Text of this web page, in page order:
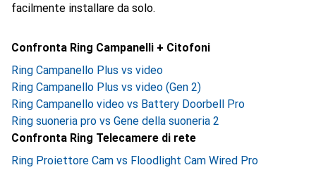
facilmente installare da solo.
Confronta Ring Campanelli + Citofoni
Ring Campanello Plus vs video
Ring Campanello Plus vs video (Gen 2)
Ring Campanello video vs Battery Doorbell Pro
Ring suoneria pro vs Gene della suoneria 2
Confronta Ring Telecamere di rete
Ring Proiettore Cam vs Floodlight Cam Wired Pro